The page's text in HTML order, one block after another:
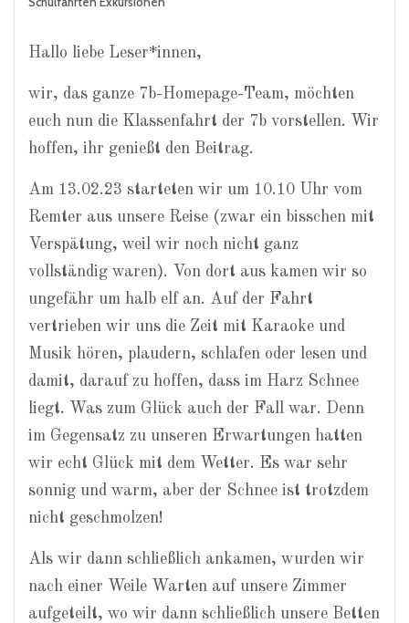
Hallo liebe Leser*innen,
wir, das ganze 7b-Homepage-Team, möchten
euch nun die Klassenfahrt der 7b vorstellen. Wir
hoffen, ihr genießt den Beitrag.
Am 13.02.23 starteten wir um 10.10 Uhr vom
Remter aus unsere Reise (zwar ein bisschen mit
Verspätung, weil wir noch nicht ganz
vollständig waren). Von dort aus kamen wir so
ungefähr um halb elf an. Auf der Fahrt
vertrieben wir uns die Zeit mit Karaoke und
Musik hören, plaudern, schlafen oder lesen und
damit, darauf zu hoffen, dass im Harz Schnee
liegt. Was zum Glück auch der Fall war. Denn
im Gegensatz zu unseren Erwartungen hatten
wir echt Glück mit dem Wetter. Es war sehr
sonnig und warm, aber der Schnee ist trotzdem
nicht geschmolzen!
Als wir dann schließlich ankamen, wurden wir
nach einer Weile Warten auf unsere Zimmer
aufgeteilt, wo wir dann schließlich unsere Betten